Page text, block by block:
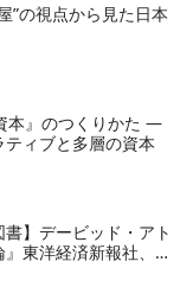
”の視点から見た日本
本』のつくりかた —
ィブと多層の資本
】デービッド・アト
東洋経済新報社、